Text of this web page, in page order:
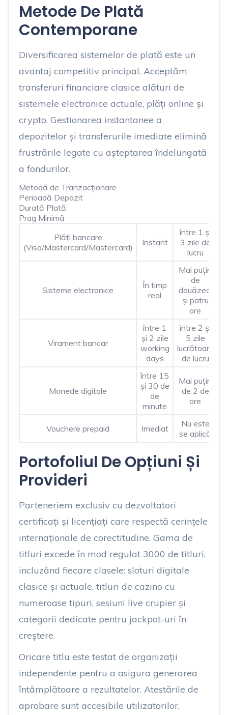
Metode De Plată
Contemporane
Diversificarea sistemelor de plată este un
avantaj competitiv principal. Acceptăm
transferuri financiare clasice alături de
sistemele electronice actuale, plăți online și
crypto. Gestionarea instantanee a
depozitelor și transferurile imediate elimină
frustrările legate cu așteptarea îndelungată
a fondurilor.
Metodă de Tranzacționare
Perioadă Depozit
Durată Plată
Prag Minimă
Plăți bancare
(Visa/Mastercard/Mastercard)
Instant
între 1 și
3 zile de
lucru
Sisteme electronice
În timp
real
Mai puțin
de
douăzeci
și patru
ore
Virament bancar
între 1
și 2 zile
working
days
între 2 și
5 zile
lucrătoare
de lucru
Monede digitale
între 15
și 30 de
de
minute
Mai puțin
de 2 de
ore
Vouchere prepaid Imediat
Nu este
se aplică
Portofoliul De Opțiuni Și
Provideri
Parteneriem exclusiv cu dezvoltatori
certificați și licențiați care respectă cerințele
internaționale de corectitudine. Gama de
titluri excede în mod regulat 3000 de titluri,
incluzând fiecare clasele: sloturi digitale
clasice și actuale, titluri de cazino cu
numeroase tipuri, sesiuni live crupier și
categorii dedicate pentru jackpot-uri în
creștere.
Oricare titlu este testat de organizații
independente pentru a asigura generarea
întâmplătoare a rezultatelor. Atestările de
aprobare sunt accesibile utilizatorilor,